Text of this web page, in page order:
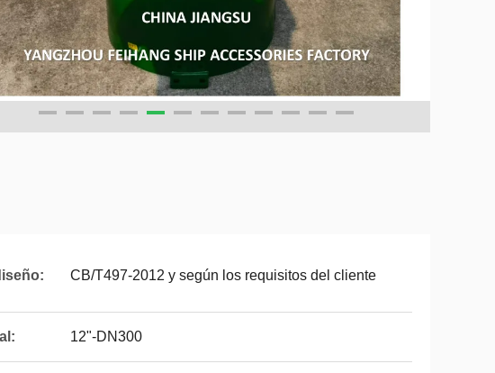
CB/T497-2012 y según los requisitos del cliente
12"-DN300